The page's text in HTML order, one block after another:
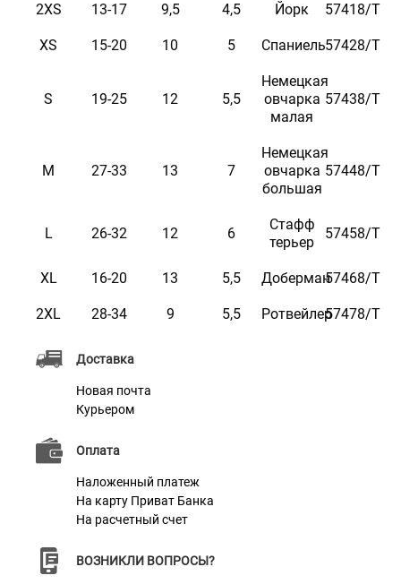
Доставка
Новая почта
Курьером
Оплата
Наложенный платеж
На карту Приват Банка
На расчетный счет
ВОЗНИКЛИ ВОПРОСЫ?
Характеристики
Цвет Салатовый
2XS 13-17 9,5 4,5 Йорк 57418/Т
XS 15-20 10 5 Спаниель57428/Т
S 19-25 12 5,5
Немецкая
овчарка
малая
57438/Т
M 27-33 13 7
Немецкая
овчарка
большая
57448/Т
L 26-32 12 6
Стафф
терьер
57458/Т
XL 16-20 13 5,5 Доберман57468/Т
2XL 28-34 9 5,5 Ротвейлер57478/Т